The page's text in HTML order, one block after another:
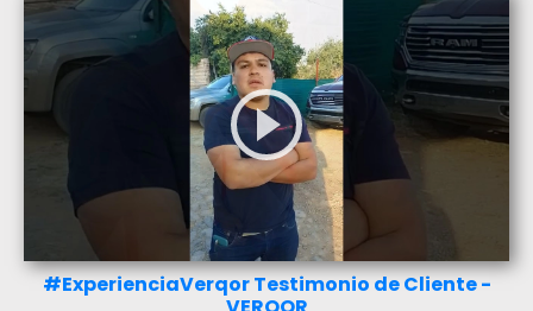
#ExperienciaVerqor Testimonio de Cliente -